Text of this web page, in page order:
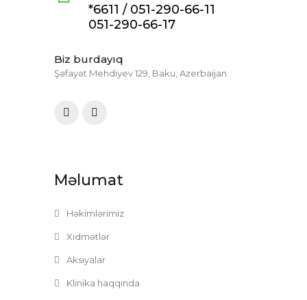
*6611 / 051-290-66-11
051-290-66-17
Biz burdayıq
Şəfayət Mehdiyev 129, Baku, Azerbaijan
Məlumat
Həkimlərimiz
Xidmətlər
Aksiyalar
Klinika haqqında